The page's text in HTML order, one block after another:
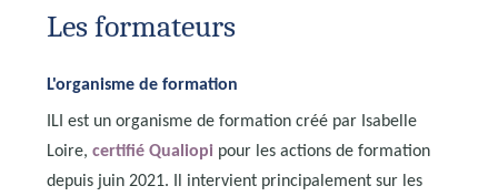
Les formateurs
L'organisme de formation
ILI est un organisme de formation créé par Isabelle
Loire, certifié Qualiopi pour les actions de formation
depuis juin 2021. Il intervient principalement sur les